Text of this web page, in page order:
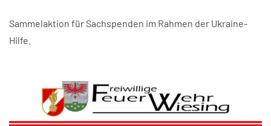
Sammelaktion für Sachspenden im Rahmen der Ukraine-
Hilfe.